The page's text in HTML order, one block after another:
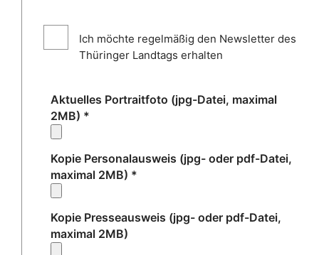
Ich möchte regelmäßig den Newsletter des
Thüringer Landtags erhalten
Aktuelles Portraitfoto (jpg-Datei, maximal
2MB) *
Kopie Personalausweis (jpg- oder pdf-Datei,
maximal 2MB) *
Kopie Presseausweis (jpg- oder pdf-Datei,
maximal 2MB)